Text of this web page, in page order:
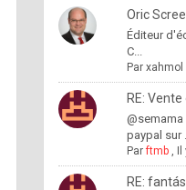
Oric
Éditeur
C...
Par xahmol
RE: Vente
paypal sur
Parftmb,
RE: